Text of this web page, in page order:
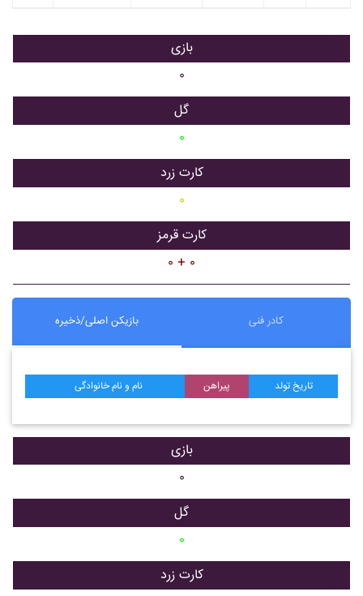
بازی
۰
گل
۰
کارت زرد
۰
کارت قرمز
۰ + ۰
بازیکن اصلی/ذخیره کادر فنی
نام و نام خانوادگی پیراهن تاریخ تولد
بازی
۰
گل
۰
کارت زرد